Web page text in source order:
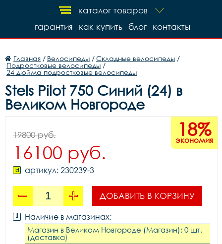
каталог товаров
контакты
блог
как купить
гарантия
Главная / Велосипеды /Складные велосипеды /
Подростковые велосипеды /
24 дюйма подростковые велосипеды
Stels Pilot 750 Синий (24) в
Великом Новгороде
18%
экономия
19800 руб.
16100 руб.
артикул: 230239-3
ДОБАВИТЬ В КОРЗИНУ
Наличие в магазинах:
Магазин в Великом Новгороде (Магазин): 0 шт.
(доставка)